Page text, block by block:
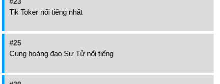
Tik Toker nổi tiếng nhất
#25
Cung hoàng đạo Sư Tử nổi tiếng